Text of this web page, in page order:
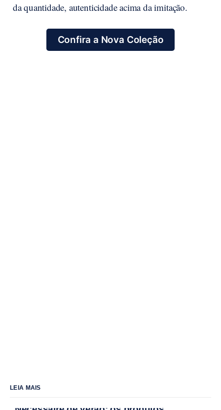
da quantidade, autenticidade acima da imitação.
Confira a Nova Coleção
LEIA MAIS